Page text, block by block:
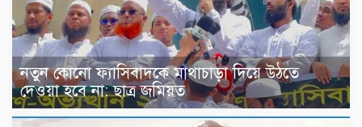
নতুন কোনো ফ্যাসিবাদকে মাথাচাড়া দিয়ে উঠতে
দেওয়া হবে না: ছাত্র জমিয়ত